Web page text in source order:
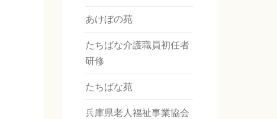
あけぼの苑
たちばな介護職員初任者
研修
たちばな苑
兵庫県老人福祉事業協会